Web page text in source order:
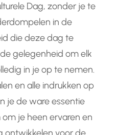
Dag, zonder je te
in de
die deze dag te
gelegenheid om elk
in je op te nemen.
en alle indrukken op
je de ware essentie
je heen ervaren en